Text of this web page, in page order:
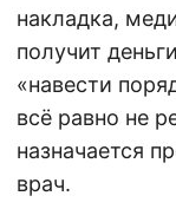
накладка,
получит
«навести
всё равно не
назначается
врач.